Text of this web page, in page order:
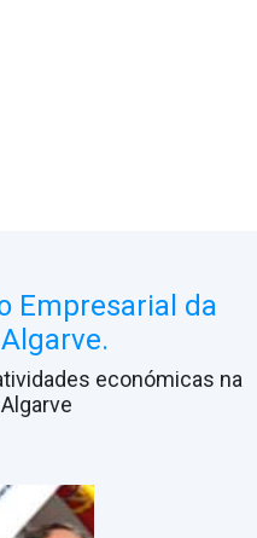
Empresarial da
económicas na